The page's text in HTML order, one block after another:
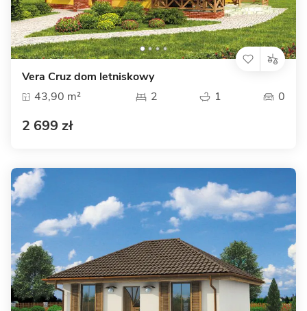
Vera Cruz dom letniskowy
43,90 m²
2 1 0
2 699 zł